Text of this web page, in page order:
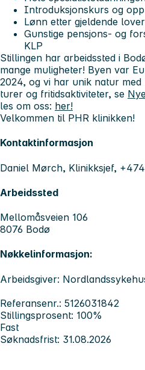
Introduksjonskurs og
Lønn etter gjeldende
Gunstige pensjons- og
KLP
Stillingen har arbeidssted i
mange muligheter! Byen var
2024, og vi har unik natur
turer og fritidsaktiviteter, se
les om oss: her!
Velkommen til PHR klinikken!
Kontaktinformasjon
Daniel Mørch, Klinikksjef,
Arbeidssted
Mellomåsveien 106
8076 Bodø
Nøkkelinformasjon:
Arbeidsgiver:
Referansenr.: 5126031842
Stillingsprosent: 100%
Fast
Søknadsfrist: 31.08.2026